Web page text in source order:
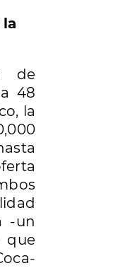
de
48
la
-un
que